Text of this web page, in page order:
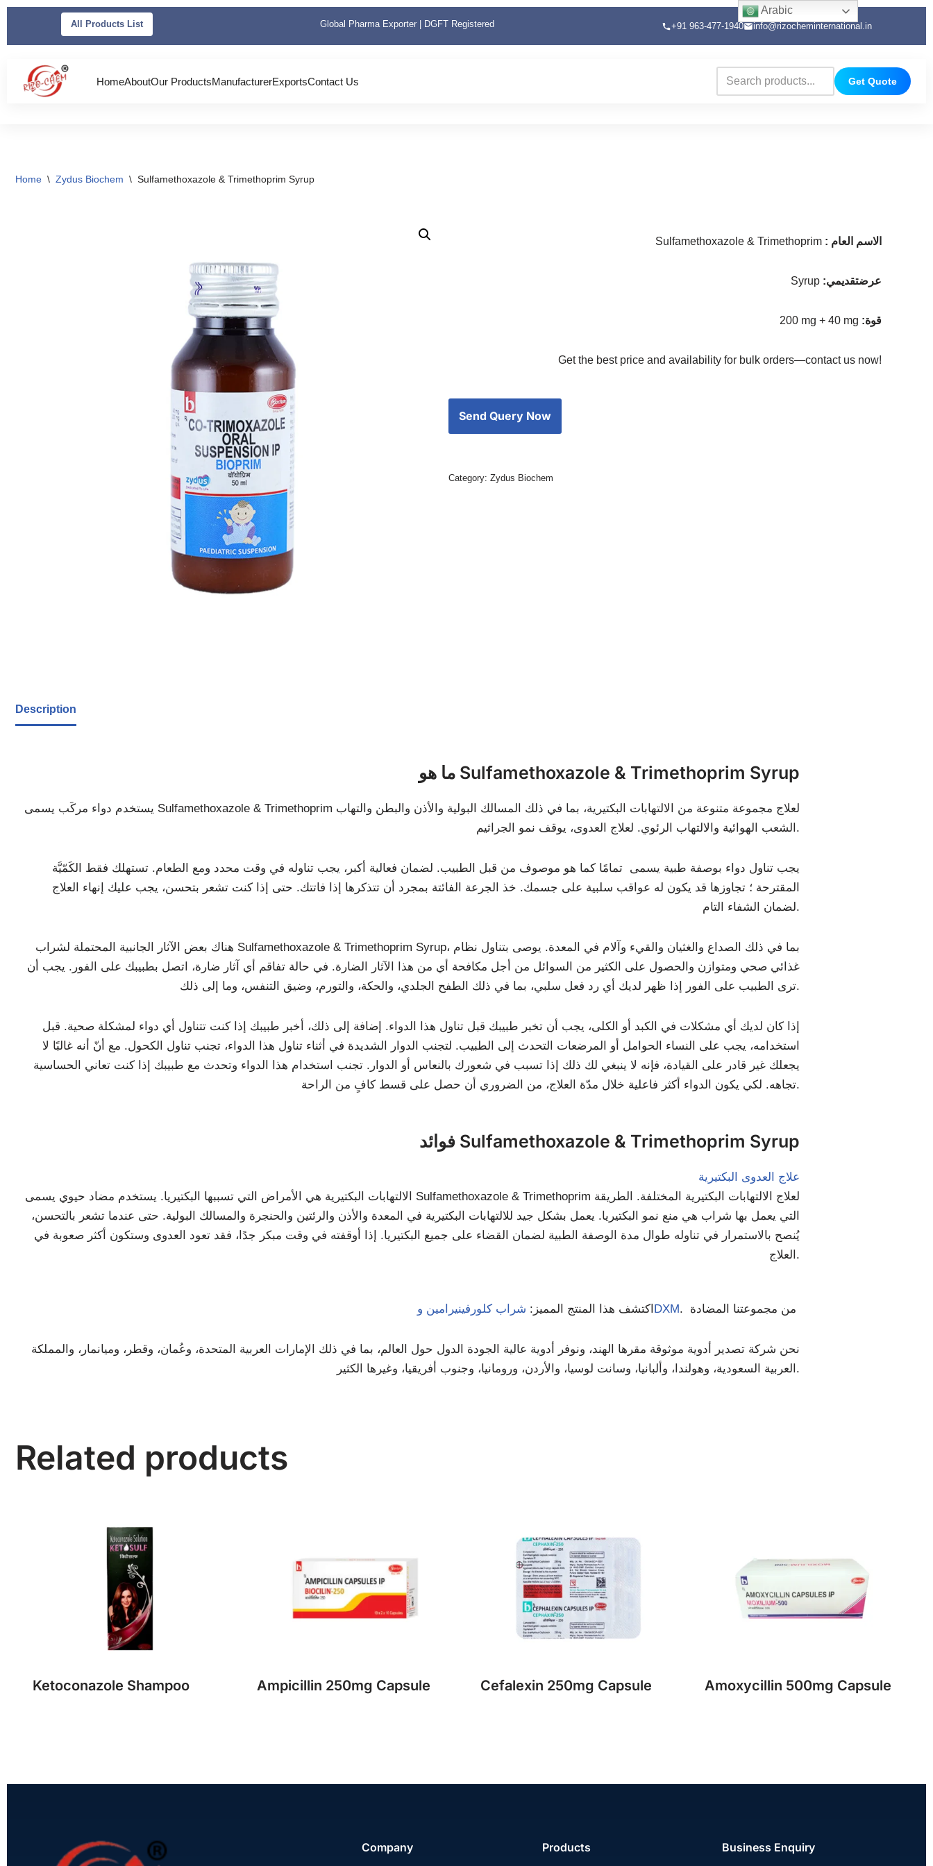
content
All Products List Global Pharma Exporter | DGFT Registered +91 963-477-1940 info@rizocheminternational.in
HomeAboutOur ProductsManufacturerExportsContact Us Get Quote
Home \ Zydus Biochem \ Sulfamethoxazole & Trimethoprim Syrup
Sulfamethoxazole & Trimethoprim : الاسم العام
Syrup :عرضتقديمي
200 mg + 40 mg :قوة
Get the best price and availability for bulk orders—contact us now!
Category: Zydus Biochem
Description
ما هو Sulfamethoxazole & Trimethoprim Syrup
يستخدم دواء مركَب يسمى Sulfamethoxazole & Trimethoprim لعلاج مجموعة متنوعة من الالتهابات البكتيرية، بما في ذلك المسالك البولية والأذن والبطن والتهاب
الشعب الهوائية والالتهاب الرئوي. لعلاج العدوى، يوقف نمو الجراثيم.
يجب تناول دواء بوصفة طبية يسمى تمامًا كما هو موصوف من قبل الطبيب. لضمان فعالية أكبر، يجب تناوله في وقت محدد ومع الطعام. تستهلك فقط الكَمّيَّة
المقترحة ؛ تجاوزها قد يكون له عواقب سلبية على جسمك. خذ الجرعة الفائتة بمجرد أن تتذكرها إذا فاتتك. حتى إذا كنت تشعر بتحسن، يجب عليك إنهاء العلاج
لضمان الشفاء التام.
هناك بعض الآثار الجانبية المحتملة لشراب Sulfamethoxazole & Trimethoprim Syrup، بما في ذلك الصداع والغثيان والقيء وآلام في المعدة. يوصى بتناول نظام
غذائي صحي ومتوازن والحصول على الكثير من السوائل من أجل مكافحة أي من هذا الآثار الضارة. في حالة تفاقم أي آثار ضارة، اتصل بطبيبك على الفور. يجب أن
ترى الطبيب على الفور إذا ظهر لديك أي رد فعل سلبي، بما في ذلك الطفح الجلدي، والحكة، والتورم، وضيق التنفس، وما إلى ذلك.
إذا كان لديك أي مشكلات في الكبد أو الكلى، يجب أن تخبر طبيبك قبل تناول هذا الدواء. إضافة إلى ذلك، أخبر طبيبك إذا كنت تتناول أي دواء لمشكلة صحية. قبل
استخدامه، يجب على النساء الحوامل أو المرضعات التحدث إلى الطبيب. لتجنب الدوار الشديدة في أثناء تناول هذا الدواء، تجنب تناول الكحول. مع أنّ أنه غالبًا لا
يجعلك غير قادر على القيادة، فإنه لا ينبغي لك ذلك إذا تسبب في شعورك بالنعاس أو الدوار. تجنب استخدام هذا الدواء وتحدث مع طبيبك إذا كنت تعاني الحساسية
تجاهه. لكي يكون الدواء أكثر فاعلية خلال مدّة العلاج، من الضروري أن حصل على قسط كافٍ من الراحة.
فوائد Sulfamethoxazole & Trimethoprim Syrup
علاج العدوى البكتيرية
الالتهابات البكتيرية هي الأمراض التي تسببها البكتيريا. يستخدم مضاد حيوي يسمى Sulfamethoxazole & Trimethoprim لعلاج الالتهابات البكتيرية المختلفة. الطريقة
التي يعمل بها شراب هي منع نمو البكتيريا. يعمل بشكل جيد للالتهابات البكتيرية في المعدة والأذن والرئتين والحنجرة والمسالك البولية. حتى عندما تشعر بالتحسن،
يُنصح بالاستمرار في تناوله طوال مدة الوصفة الطبية لضمان القضاء على جميع البكتيريا. إذا أوقفته في وقت مبكر جدًا، فقد تعود العدوى وستكون أكثر صعوبة في
العلاج.
اكتشف هذا المنتج المميز: شراب كلورفينيرامين وDXM
نحن شركة تصدير أدوية موثوقة مقرها الهند، ونوفر أدوية عالية الجودة الدول حول العالم، بما في ذلك الإمارات العربية المتحدة، وعُمان، وقطر، وميانمار، والمملكة
العربية السعودية، وهولندا، وألبانيا، وسانت لوسيا، والأردن، ورومانيا، وجنوب أفريقيا، وغيرها الكثير.
Related products
Ketoconazole Shampoo Ampicillin 250mg Capsule Cefalexin 250mg Capsule Amoxycillin 500mg Capsule
Company Products Business Enquiry
Arabic